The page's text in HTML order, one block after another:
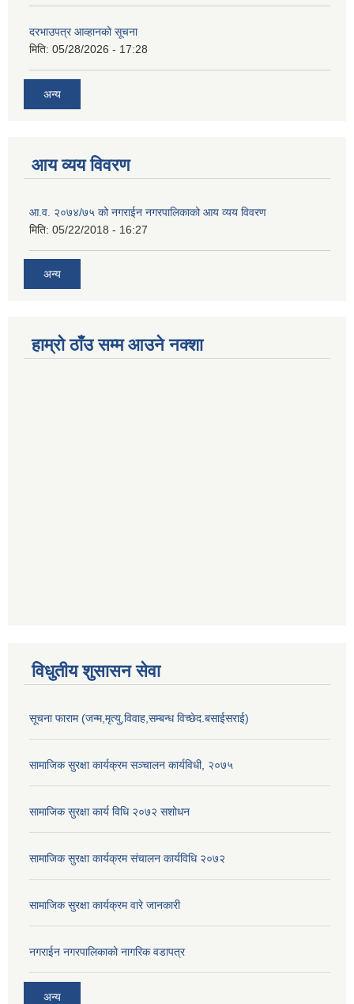
दरभाउपत्र आव्हानको सूचना
मिति: 05/28/2026 - 17:28
अन्य
आय व्यय विवरण
आ.व. २०७४/७५ को नगराईन नगरपालिकाको आय व्यय विवरण
मिति: 05/22/2018 - 16:27
अन्य
हाम्रो ठाँउ सम्म आउने नक्शा
विधुतीय शुसासन सेवा
सूचना फाराम (जन्म,मृत्यु,विवाह,सम्बन्ध विच्छेद.बसाईसराई)
सामाजिक सुरक्षा कार्यक्रम सञ्चालन कार्यविधी, २०७५
सामाजिक सुरक्षा कार्य विधि २०७२ स‌शोधन
सामाजिक सुरक्षा कार्यक्रम संचालन कार्यविधि २०७२
सामाजिक सुरक्षा कार्यक्रम वारे जानकारी
नगराईन नगरपालिकाको नागरिक वडापत्र
अन्य